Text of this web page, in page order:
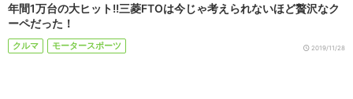
年間1万台の大ヒット!!三菱FTOは今じゃ考えられないほど贅沢なク
ーペだった！
クルマ モータースポーツ 2019/11/28